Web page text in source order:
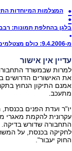
המצלמות המיוחדות
בלגן בהחלפת תמונות:
מ-9.4.2006: כולם מצטלמים ביומטרי
עדיין אין אישור
למרות שבמשרד
את האישורים הדרושים
אמנם התיקון הנחוץ
מתעכב.
עקרונית להקמת מאגרי
התחבורה שדורש בדיקה.
לחקיקה בכנסת, על
החוק יעבור".